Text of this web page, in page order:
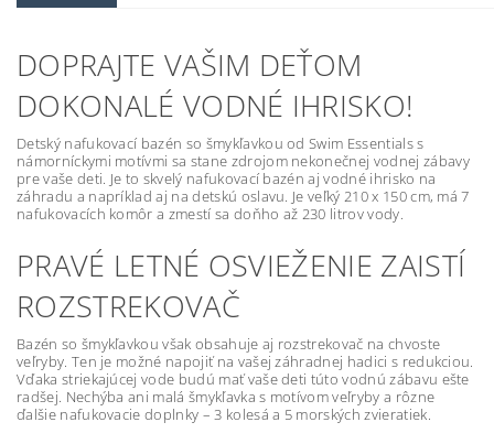
DOPRAJTE VAŠIM DEŤOM
DOKONALÉ VODNÉ IHRISKO!
Detský nafukovací bazén so šmykľavkou od Swim Essentials s
námorníckymi motívmi sa stane zdrojom nekonečnej vodnej zábavy
pre vaše deti. Je to skvelý nafukovací bazén aj vodné ihrisko na
záhradu a napríklad aj na detskú oslavu. Je veľký 210 x 150 cm, má 7
nafukovacích komôr a zmestí sa doňho až 230 litrov vody.
PRAVÉ LETNÉ OSVIEŽENIE ZAISTÍ
ROZSTREKOVAČ
Bazén so šmykľavkou však obsahuje aj rozstrekovač na chvoste
veľryby. Ten je možné napojiť na vašej záhradnej hadici s redukciou.
Vďaka striekajúcej vode budú mať vaše deti túto vodnú zábavu ešte
radšej. Nechýba ani malá šmykľavka s motívom veľryby a rôzne
ďalšie nafukovacie doplnky – 3 kolesá a 5 morských zvieratiek.